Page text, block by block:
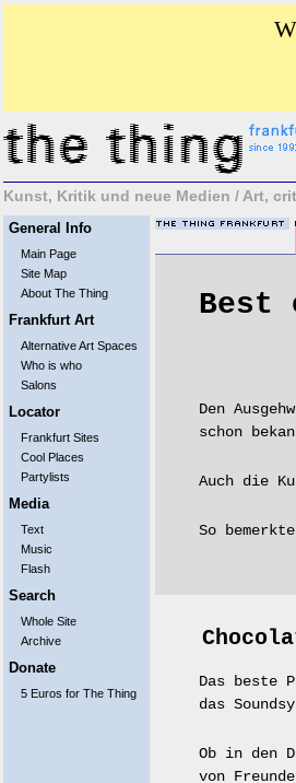
Kunst, Kritik und neue Medien / Art,
General Info
Main Page
Site Map
About The Thing
Frankfurt Art
Alternative Art Spaces
Who is who
Salons
Locator
Frankfurt Sites
Cool Places
Partylists
Media
Text
Music
Flash
Search
Whole Site
Archive
Donate
5 Euros for The Thing
Best
Den
schon
Auch die
So
Das beste
das
Ob in den
von